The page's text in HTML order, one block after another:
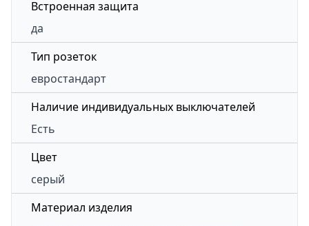
Встроенная защита
да
Тип розеток
евростандарт
Наличие индивидуальных выключателей
Есть
Цвет
серый
Материал изделия